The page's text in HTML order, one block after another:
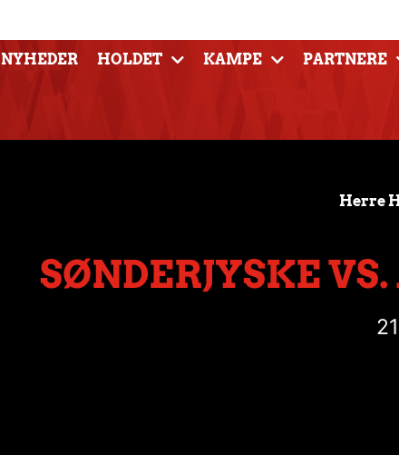
NYHEDER HOLDET KAMPE PARTNERE
Herre
SØNDERJYSKE